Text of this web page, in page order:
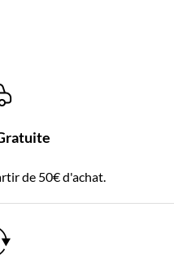
de 50€ d'achat.